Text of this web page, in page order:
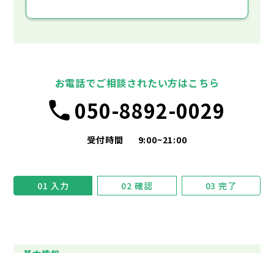
お電話でご相談されたい方はこちら
050-8892-0029
受付時間 9:00~21:00
01 入力 02 確認 03 完了